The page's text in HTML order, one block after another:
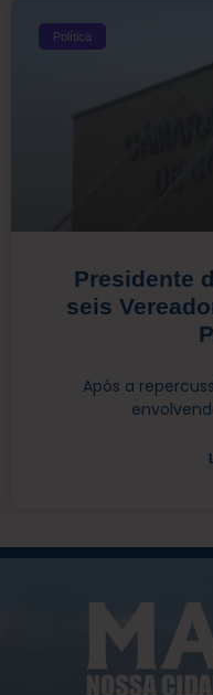
Política
Presidente
seis
Após a